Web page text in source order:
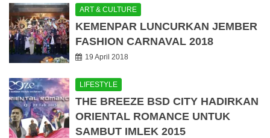
ART & CULTURE
KEMENPAR LUNCURKAN JEMBER
FASHION CARNAVAL 2018
19 April 2018
LIFESTYLE
THE BREEZE BSD CITY HADIRKAN
ORIENTAL ROMANCE UNTUK
SAMBUT IMLEK 2015